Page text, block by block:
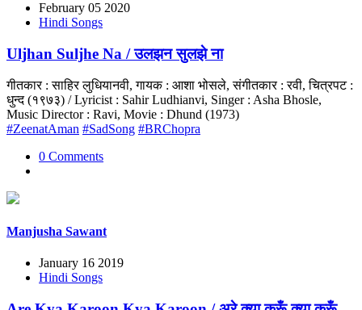
February 05 2020
Hindi Songs
Uljhan Suljhe Na / उलझन सुलझे ना
गीतकार : साहिर लुधियानवी, गायक : आशा भोसले, संगीतकार : रवी, चित्रपट :
धुन्द (१९७३) / Lyricist : Sahir Ludhianvi, Singer : Asha Bhosle,
Music Director : Ravi, Movie : Dhund (1973)
#ZeenatAman #SadSong #BRChopra
0 Comments
Manjusha Sawant
January 16 2019
Hindi Songs